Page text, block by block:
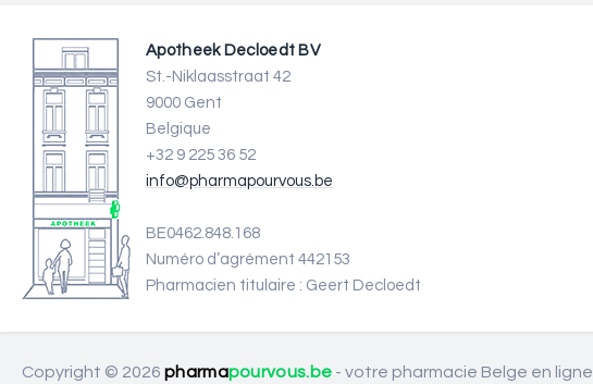
Apotheek Decloedt BV
St.-Niklaasstraat 42
9000 Gent
Belgique
+32 9 225 36 52
info@pharmapourvous.be
BE0462.848.168
Numéro d’agrément 442153
Pharmacien titulaire : Geert Decloedt
Copyright © 2026 pharmapourvous.be - votre pharmacie Belge en ligne